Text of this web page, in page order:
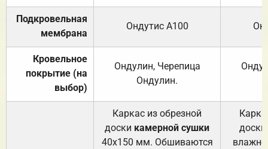
Подкровельная
мембрана
Ондутис А100
Кровельное
покрытие (на
выбор)
Ондулин, Черепица
Ондулин.
Каркас из обрезной
доски камерной сушки
40х150 мм. Обшиваются
доски